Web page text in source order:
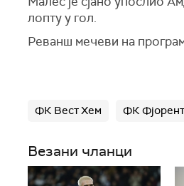
лопту у гол.
Реванш мечеви на
ФК Вест Хем ФК
Везани чланци